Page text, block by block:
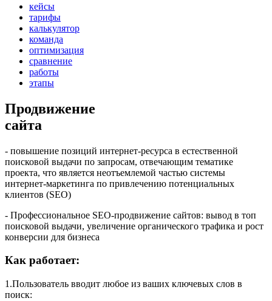
кейсы
тарифы
калькулятор
команда
оптимизация
сравнение
работы
этапы
Продвижение
сайта
- повышение позиций интернет-ресурса в естественной
поисковой выдачи по запросам, отвечающим тематике
проекта, что является неотъемлемой частью системы
интернет-маркетинга по привлечению потенциальных
клиентов (SEO)
- Профессиональное SEO-продвижение сайтов: вывод в топ
поисковой выдачи, увеличение органического трафика и рост
конверсии для бизнеса
Как работает:
1.Пользователь вводит любое из ваших ключевых слов в
поиск: